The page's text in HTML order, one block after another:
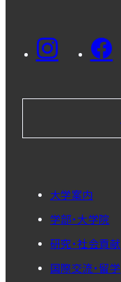
大学案内
学部・大学院
研究・社会貢献
国際交流・留学